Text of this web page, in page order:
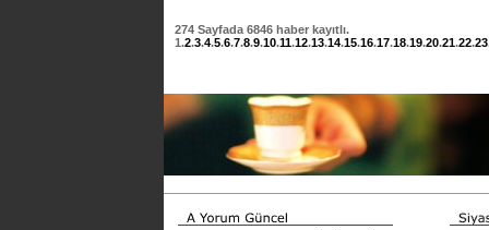
274 Sayfada 6846 haber kayıtlı.
1.2.3.4.5.6.7.8.9.10.11.12.13.14.15.16.17.18.19.20.21.22.23